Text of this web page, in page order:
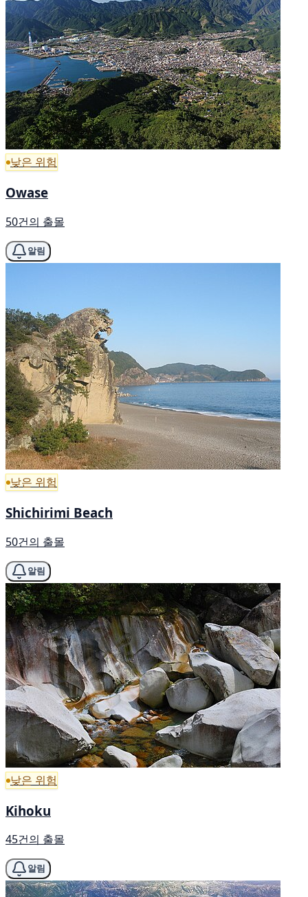
낮은 위험
Owase
50건의 출몰
알림
낮은 위험
Shichirimi Beach
50건의 출몰
알림
낮은 위험
Kihoku
45건의 출몰
알림